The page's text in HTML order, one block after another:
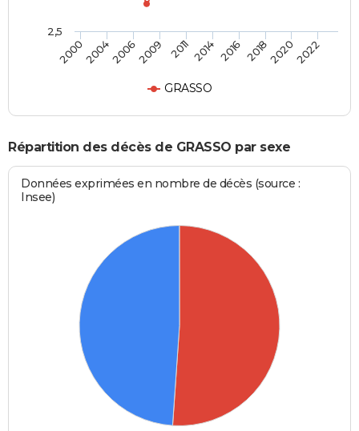
GRASSO
2000200420062009 2011 2014 2016 201820202022
2,5
Répartition des décès de GRASSO par sexe
Données exprimées en nombre de décès (source :
Insee)